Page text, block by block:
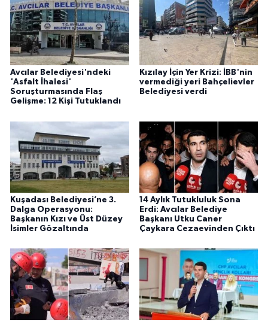
Avcılar Belediyesi'ndeki
'Asfalt İhalesi'
Soruşturmasında Flaş
Gelişme: 12 Kişi Tutuklandı
Kızılay İçin Yer Krizi: İBB'nin
vermediği yeri Bahçelievler
Belediyesi verdi
Kuşadası Belediyesi’ne 3.
Dalga Operasyonu:
Başkanın Kızı ve Üst Düzey
İsimler Gözaltında
14 Aylık Tutukluluk Sona
Erdi: Avcılar Belediye
Başkanı Utku Caner
Çaykara Cezaevinden Çıktı